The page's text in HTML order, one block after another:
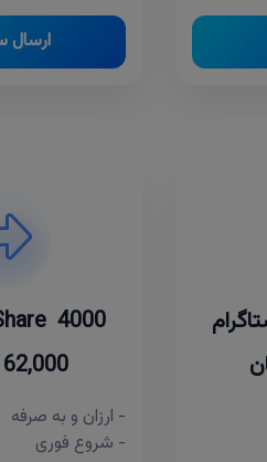
4000 Share اینستاگرام
162,000
- ارزان و به صرفه
- شروع فوری